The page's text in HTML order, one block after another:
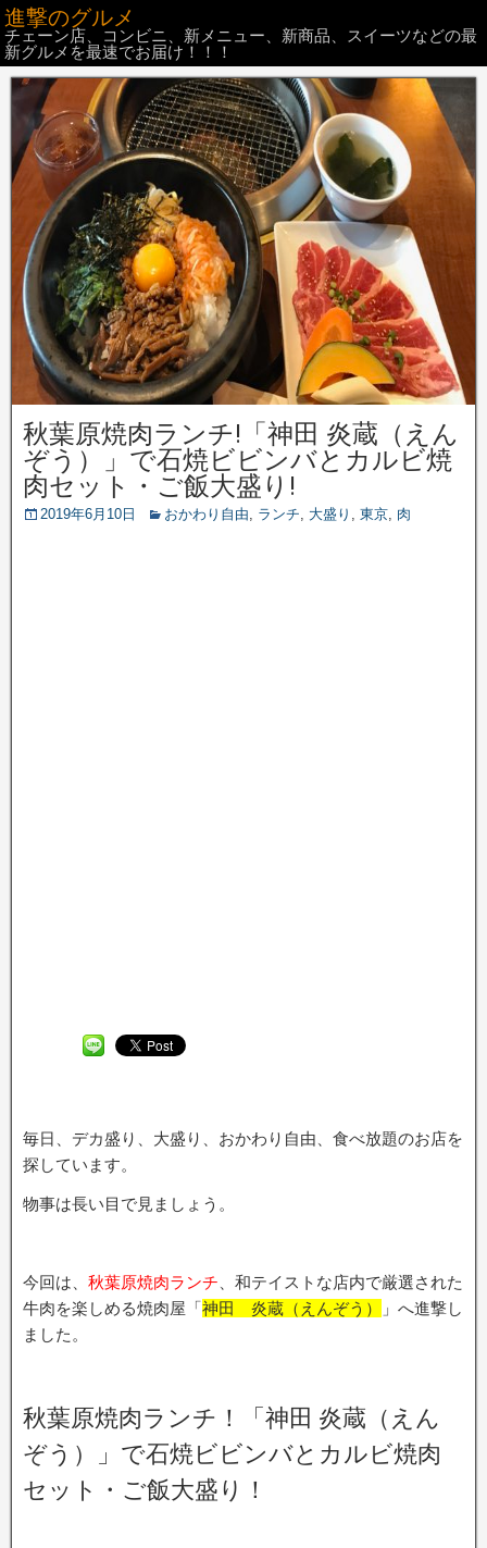
進撃のグルメ
チェーン店、コンビニ、新メニュー、新商品、スイーツなどの最
新グルメを最速でお届け！！！
秋葉原焼肉ランチ!「神田 炎蔵（えん
ぞう）」で石焼ビビンバとカルビ焼
肉セット・ご飯大盛り!
2019年6月10日 おかわり自由, ランチ, 大盛り , 東京, 肉
毎日、デカ盛り、大盛り、おかわり自由、食べ放題のお店を
探しています。
物事は長い目で見ましょう。
今回は、 秋葉原焼肉ランチ 、和テイストな店内で厳選された
牛肉を楽しめる焼肉屋「神田 炎蔵（えんぞう）
」へ進撃し
ました。
秋葉原焼肉ランチ！「神田 炎蔵（えん
ぞう）」で石焼ビビンバとカルビ焼肉
セット・ご飯大盛り！